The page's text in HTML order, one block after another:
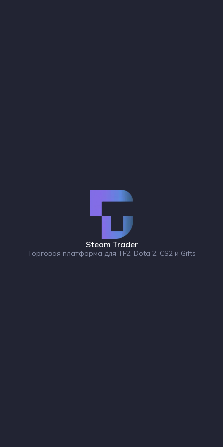
Steam Trader
Торговая платформа для TF2, Dota 2, CS2 и Gifts